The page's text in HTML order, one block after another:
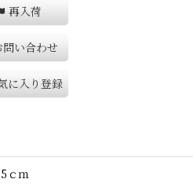
再入荷
問い合わせ
に入り登録
ｃｍ